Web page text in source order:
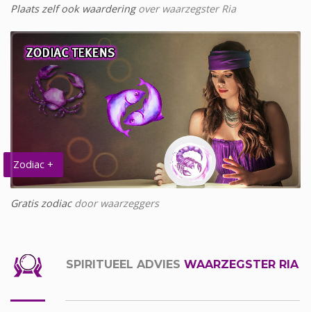
Plaats zelf ook waarderingover waarzegster Ria
Zodiac +
Gratis zodiacdoor waarzeggers
SPIRITUEEL ADVIES WAARZEGSTER RIA